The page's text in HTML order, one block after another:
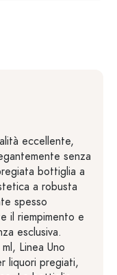
eccellente,
senza
bottiglia a
a robusta
spesso
il riempimento e
esclusiva.
Linea Uno
liquori pregiati,